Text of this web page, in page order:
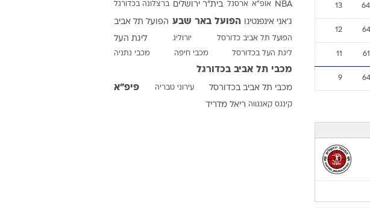
ענפים נוספים
לוח שידורים
13
12
11
9
NBA אופ"א ארסנל בית"ר ירושלים ברצלונה בכדורגל
ג'אני אינפנטינו הפועל באר שבע הפועל תל אביב
הפועל תל אביב כדורסל יורוליג ליגת העל
ליגת העל בכדורסל מכבי חיפה מכבי נתניה
מכבי תל אביב בכדורגל
מכבי תל אביב בכדורסל עירוני טבריה פיפ"א
קינגס קאנגווה ריאל מדריד